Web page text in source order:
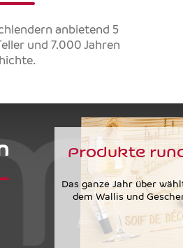
anbietend 5
und 7.000 Jahren
Produkte
Das ganze Jahr über
dem Wallis und